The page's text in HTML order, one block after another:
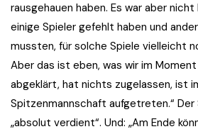
rausgehauen haben. Es war aber
einige Spieler gefehlt haben und
mussten, für solche Spiele vielleicht
Aber das ist eben, was wir im
abgeklärt, hat nichts zugelassen, ist
Spitzenmannschaft aufgetreten.“ Der
„absolut verdient“. Und: „Am Ende